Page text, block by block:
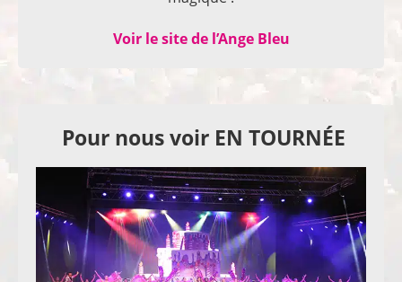
Voir le site de l’Ange Bleu
Pour nous voir EN TOURNÉE